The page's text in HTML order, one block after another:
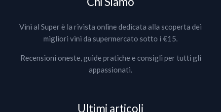
Vini al Super è la rivista online dedicata alla scoperta dei
migliori vini da supermercato sotto i €15.
Recensioni oneste, guide pratiche e consigli per tutti gli
appassionati.
Ultimi articoli